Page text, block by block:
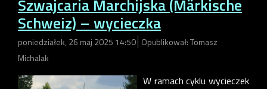
Szwajcaria Marchijska (Märkische
Schweiz) – wycieczka
poniedziałek, 26 maj 2025 14:50 Opublikował: Tomasz
Michalak
W ramach cyklu wycieczek